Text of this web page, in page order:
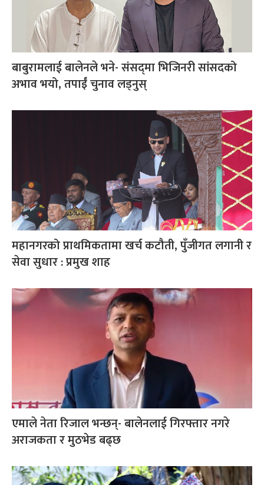
बाबुरामलाई बालेनले भने- संसद्‌मा भिजिनरी सांसदको
अभाव भयो, तपाईँ चुनाव लड्नुस्
महानगरको प्राथमिकतामा खर्च कटौती, पुँजीगत लगानी र
सेवा सुधार : प्रमुख शाह
एमाले नेता रिजाल भन्छन्- बालेनलाई गिरफ्तार नगरे
अराजकता र मुठभेड बढ्छ